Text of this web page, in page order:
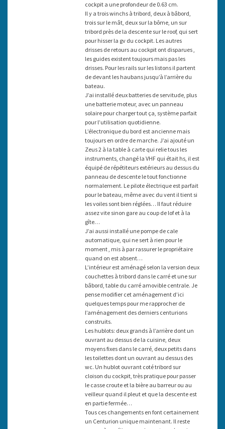
cockpit a une profondeur de 0.63 cm.
Il y a trois winchs à tribord, deux à bâbord,
trois sur le mât, deux sur la bôme, un sur
tribord près de la descente sur le roof, qui sert
pour hisser la gv du cockpit. Les autres
drisses de retours au cockpit ont disparues ,
les guides existent toujours mais pas les
drisses. Pour les rails sur les listons il partent
de devant les haubans jusqu’à l’arrière du
bateau.
J’ai installé deux batteries de servitude, plus
une batterie moteur, avec un panneau
solaire pour charger tout ça, système parfait
pour l’utilisation quotidienne.
L’électronique du bord est ancienne mais
toujours en ordre de marche. J’ai ajouté un
Zeus 2 à la table à carte qui relie tous les
instruments, changé la VHF qui était hs, il est
équipé de répétiteurs extérieurs au dessus du
panneau de descente le tout fonctionne
normalement. Le pilote électrique est parfait
pour le bateau, même avec du vent il tient si
les voiles sont bien réglées… Il faut réduire
assez vite sinon gare au coup de lof et à la
gîte…
J’ai aussi installé une pompe de cale
automatique, qui ne sert à rien pour le
moment , mis à par rassurer le propriétaire
quand on est absent…
L’intérieur est aménagé selon la version deux
couchettes à tribord dans le carré et une sur
bâbord, table du carré amovible centrale. Je
pense modifier cet aménagement d’ici
quelques temps pour me rapprocher de
l’aménagement des derniers centurions
construits.
Les hublots: deux grands à l’arrière dont un
ouvrant au dessus de la cuisine, deux
moyens fixes dans le carré, deux petits dans
les toilettes dont un ouvrant au dessus des
wc. Un hublot ouvrant coté tribord sur
cloison du cockpit, très pratique pour passer
le casse croute et la bière au barreur ou au
veilleur quand il pleut et que la descente est
en partie fermée…
Tous ces changements en font certainement
un Centurion unique maintenant. Il reste